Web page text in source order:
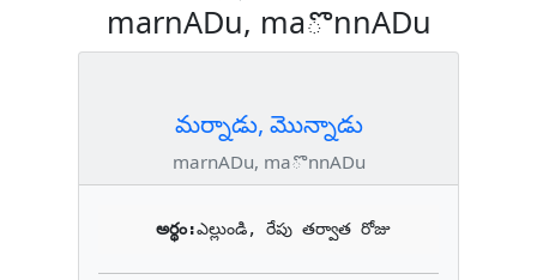
marnADu, maొnnADu
మర్నాడు, మొన్నాడు
marnADu, maొnnADu
అర్థం:ఎల్లుండి, రేపు తర్వాత రోజు